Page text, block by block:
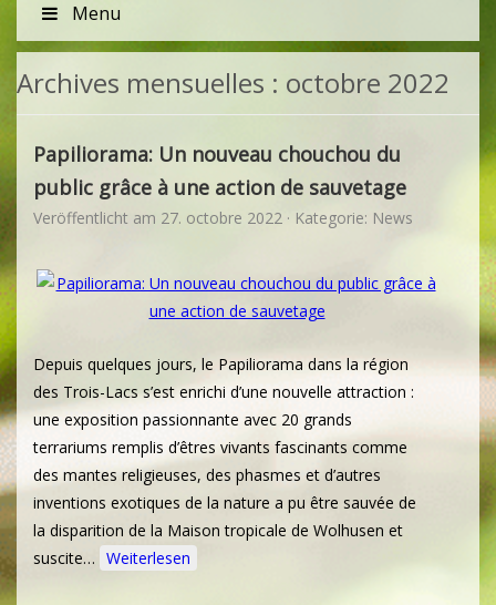
Menu
Archives mensuelles : octobre 2022
Papiliorama: Un nouveau chouchou du
public grâce à une action de sauvetage
Veröffentlicht am 27. octobre 2022 · Kategorie: News
Depuis quelques jours, le Papiliorama dans la région
des Trois-Lacs s’est enrichi d’une nouvelle attraction :
une exposition passionnante avec 20 grands
terrariums remplis d’êtres vivants fascinants comme
des mantes religieuses, des phasmes et d’autres
inventions exotiques de la nature a pu être sauvée de
la disparition de la Maison tropicale de Wolhusen et
suscite… Weiterlesen